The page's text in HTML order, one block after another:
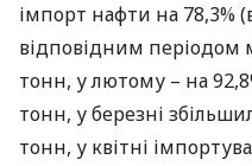
імпорт нафти на 78,3%
відповідним періодом
тонн, у лютому – на
тонн, у березні
тонн, у квітні